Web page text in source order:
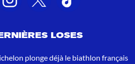
s
r
c
LOSES
plonge déjà le biathlon français